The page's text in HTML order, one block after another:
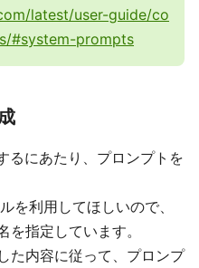
latest/user-guide/co
#system-prompts
るにあたり、プロンプトを
を利用してほしいので、
指定しています。
た内容に従って、プロンプ